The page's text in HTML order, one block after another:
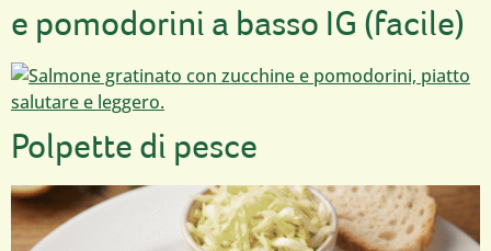
e pomodorini a basso IG (facile)
Polpette di pesce